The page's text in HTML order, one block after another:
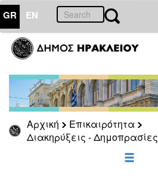
GR EN
Αρχική
Επικαιρότητα
Διακηρύξεις - Δημοπρασίες
ΕΠΙΚΑΙΡΟΤΗΤΑ
-
Δημοπρασίες
Αρχείο
2026
2025